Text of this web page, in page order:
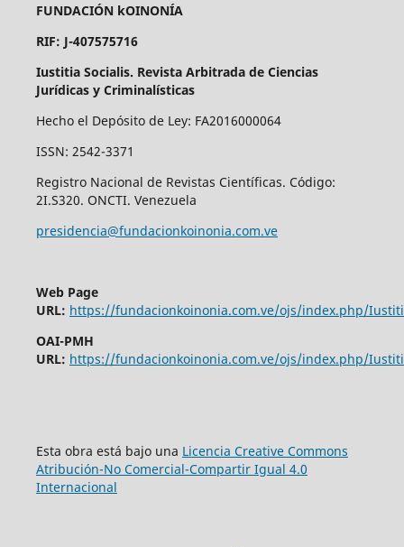
FUNDACIÓN kOINONÍA
RIF: J-407575716
Iustitia Socialis. Revista Arbitrada de Ciencias
Jurídicas y Criminalísticas
Hecho el Depósito de Ley: FA2016000064
ISSN: 2542-3371
Registro Nacional de Revistas Científicas. Código:
2I.S320. ONCTI. Venezuela
presidencia@fundacionkoinonia.com.ve
Web Page
URL: https://fundacionkoinonia.com.ve/ojs/index.php/
OAI-PMH
URL: https://fundacionkoinonia.com.ve/ojs/index.php/
Esta obra está bajo una Licencia Creative Commons
Atribución-No Comercial-Compartir Igual 4.0
Internacional